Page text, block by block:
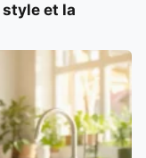
et la